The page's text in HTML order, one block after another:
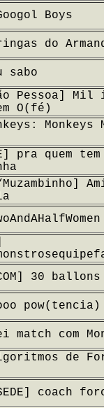
Boys
do
sabo
Pessoa]
O(fé)
Monkeys
pra quem
Muzambinho]
30
pow(tencia)
match com
de
coach